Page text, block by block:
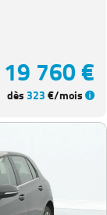
19 760 €
dès323€/mois